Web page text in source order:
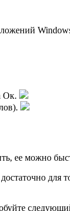
Ок.
ее можно
для